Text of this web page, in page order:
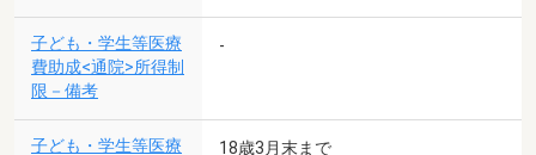
子ども・学生等医療
費助成<通院>所得制
限－備考
-
子ども・学生等医療
18歳3月末まで